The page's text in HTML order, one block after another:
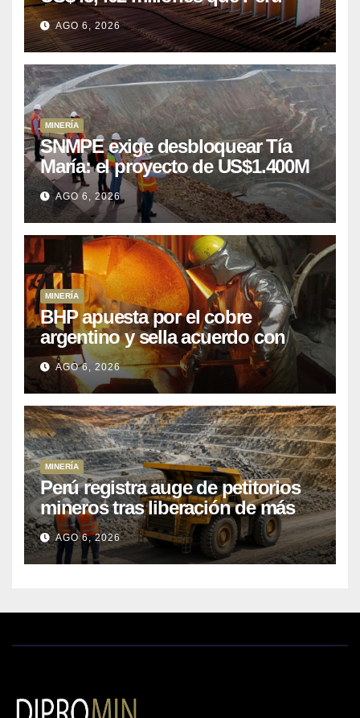
puede aprovechar
AGO 6, 2026
MINERÍA
SNMPE exige desbloquear Tía
María: el proyecto de US$1.400M
que Perú lleva 15 años
posponiendo
AGO 6, 2026
MINERÍA
BHP apuesta por el cobre
argentino y sella acuerdo con
Kobrea para siete proyecto
AGO 6, 2026
MINERÍA
Perú registra auge de petitorios
mineros tras liberación de más
de mil concesiones para explorar
cobre y oro
AGO 6, 2026